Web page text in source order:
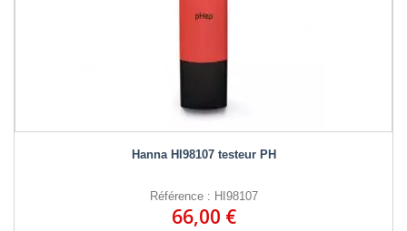
Hanna HI98107 testeur PH
Référence : HI98107
66,00 €